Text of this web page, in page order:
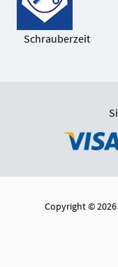
Schrauberzeit
Copyright © 2026